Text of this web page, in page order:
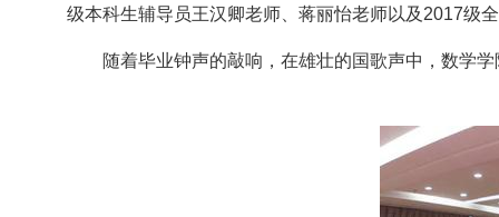
级本科生辅导员王汉卿老师、蒋丽怡老师以及 2017级
随着毕业钟声的敲响，在雄壮的国歌声中，数学学